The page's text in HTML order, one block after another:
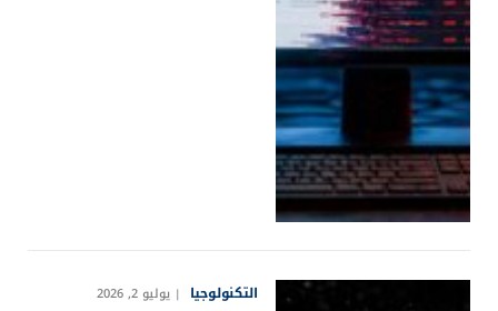
التكنولوجيا يوليو 2, 2026